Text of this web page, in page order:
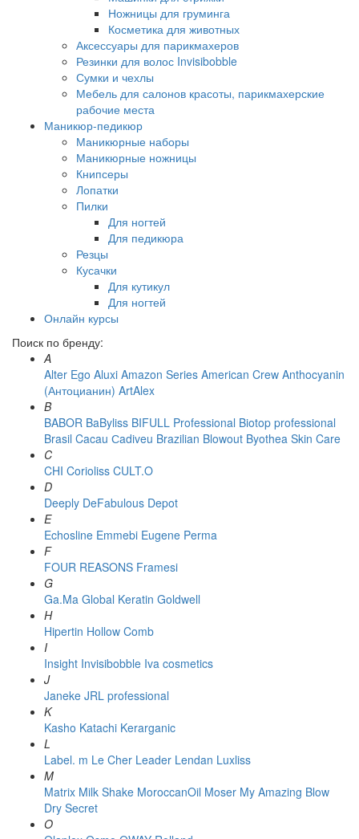
Ножницы для груминга
Косметика для животных
Аксессуары для парикмахеров
Резинки для волос Invisibobble
Сумки и чехлы
Мебель для салонов красоты, парикмахерские
рабочие места
Маникюр-педикюр
Маникюрные наборы
Маникюрные ножницы
Книпсеры
Лопатки
Пилки
Для ногтей
Для педикюра
Резцы
Кусачки
Для кутикул
Для ногтей
Онлайн курсы
Поиск по бренду:
A
Alter Ego Aluxi Amazon Series American Crew Anthocyanin
(Антоцианин) ArtAlex
B
BABOR BaByliss BIFULL Professional Biotop professional
Brasil Cacau Сadiveu Brazilian Blowout Byothea Skin Care
C
CHI Corioliss CULT.O
D
Deeply DeFabulous Depot
E
Echosline Emmebi Eugene Perma
F
FOUR REASONS Framesi
G
Ga.Ma Global Keratin Goldwell
H
Hipertin Hollow Comb
I
Insight Invisibobble Iva cosmetics
J
Janeke JRL professional
K
Kasho Katachi Kerarganic
L
Label. m Le Cher Leader Lendan Luxliss
M
Matrix Milk Shake MoroccanOil Moser My Amazing Blow
Dry Secret
O